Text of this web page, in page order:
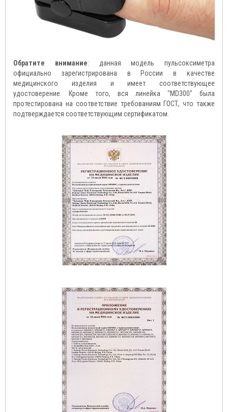
Обратите внимание: данная модель пульсоксиметра
официально зарегистрирована в России в качестве
медицинского изделия и имеет соответствующее
удостоверение. Кроме того, вся линейка "MD300" была
протестирована на соответствие требованиям ГОСТ, что также
подтверждается соответствующим сертификатом.